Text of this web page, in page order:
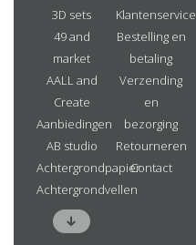
3D sets
49 and
market
AALL and
Create
Aanbiedingen
AB studio
Achtergrondpapier
Achtergrondvellen
Klantenservice
Bestelling en
betaling
Verzending
en
bezorging
Retourneren
Contact